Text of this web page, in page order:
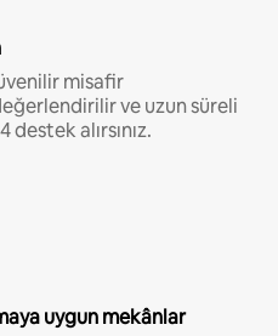
misafir
ve uzun süreli
alırsınız.
uygun mekânlar